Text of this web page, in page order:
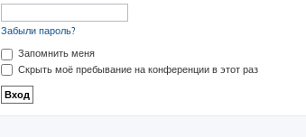
Забыли пароль?
Запомнить меня
Скрыть моё пребывание на конференции в этот раз